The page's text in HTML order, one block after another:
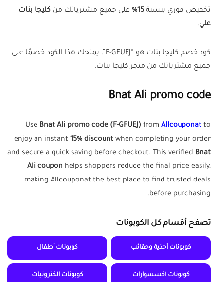
تخفيض فوري بنسبة 15% على جميع مشترياتك من كليجا بنات
علي.
كود خصم كليجا بنات هو “F-GFUEJ”. يمنحك هذا الكود خصمًا على
جميع مشترياتك من متجر كليجا بنات.
Bnat Ali promo code
Use Bnat Ali promo code (F-GFUEJ) from Allcouponat to
enjoy an instant 15% discount when completing your order
and secure a quick saving before checkout. This verified Bnat
Ali coupon helps shoppers reduce the final price easily,
making Allcouponat the best place to find trusted deals
before purchasing.
تصفح أقسام كل الكوبونات
كوبونات أحذية وحقائب كوبونات أطفال
كوبونات اكسسوارات كوبونات الكترونيات